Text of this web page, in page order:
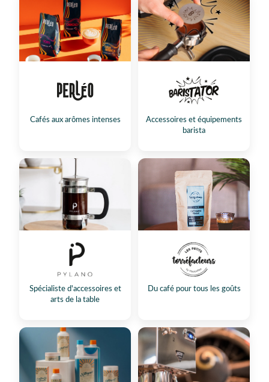
Cafés aux arômes intenses
Accessoires et équipements
barista
Spécialiste d'accessoires et
arts de la table
Du café pour tous les goûts